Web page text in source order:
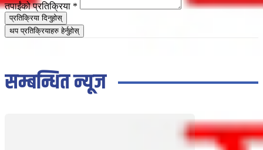
तपाईंको प्रतिक्रिया *
प्रतिक्रिया दिनुहोस्
थप प्रतिक्रियाहरु हेर्नुहोस्
सम्बन्धित न्यूज